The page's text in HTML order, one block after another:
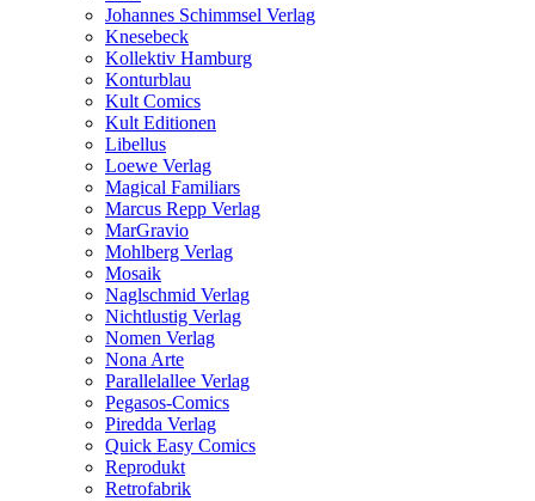
Johannes Schimmsel Verlag
Knesebeck
Kollektiv Hamburg
Konturblau
Kult Comics
Kult Editionen
Libellus
Loewe Verlag
Magical Familiars
Marcus Repp Verlag
MarGravio
Mohlberg Verlag
Mosaik
Naglschmid Verlag
Nichtlustig Verlag
Nomen Verlag
Nona Arte
Parallelallee Verlag
Pegasos-Comics
Piredda Verlag
Quick Easy Comics
Reprodukt
Retrofabrik